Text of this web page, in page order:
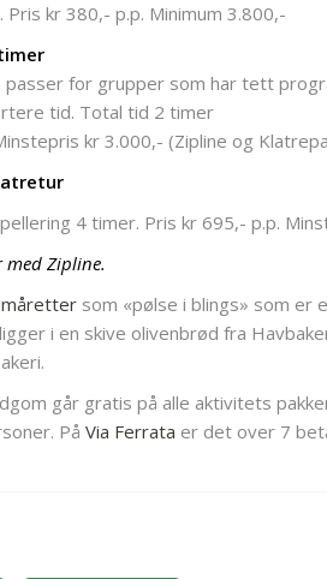
Pris kr 380,- p.p. Minimum 3.800,-
passer for grupper som har tett
tid. Total tid 2 timer
kr 3.000,- (Zipline og
4 timer. Pris kr 695,- p.p.
med Zipline.
som «pølse i blings» som er
i en skive olivenbrød fra
går gratis på alle aktivitets
PåVia Ferrata er det over 7